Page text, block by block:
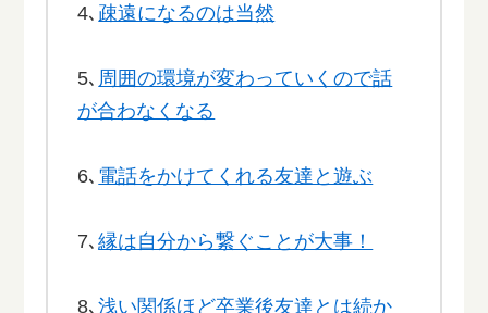
4､ 疎遠になるのは当然
5､ 周囲の環境が変わっていくので話
が合わなくなる
6､ 電話をかけてくれる友達と遊ぶ
7､縁は自分から繋ぐことが大事！
8､浅い関係ほど卒業後友達とは続か